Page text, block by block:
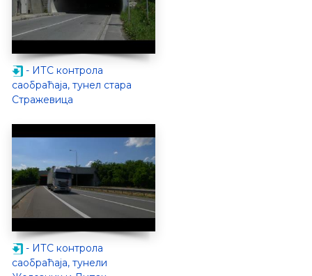
- ИТС контрола
саобраћаја, тунел стара
Стражевица
- ИТС контрола
саобраћаја, тунели